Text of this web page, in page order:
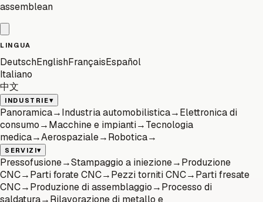
assemblean
LINGUA
DeutschEnglishFrançaisEspañol
Italiano
中文
INDUSTRIE▾
Panoramica→Industria automobilistica→Elettronica di
consumo→Macchine e impianti→Tecnologia
medica→Aerospaziale→Robotica→
SERVIZI▾
Pressofusione→Stampaggio a iniezione→Produzione
CNC→Parti forate CNC→Pezzi torniti CNC→Parti fresate
CNC→Produzione di assemblaggio→Processo di
saldatura→Rilavorazione di metallo e